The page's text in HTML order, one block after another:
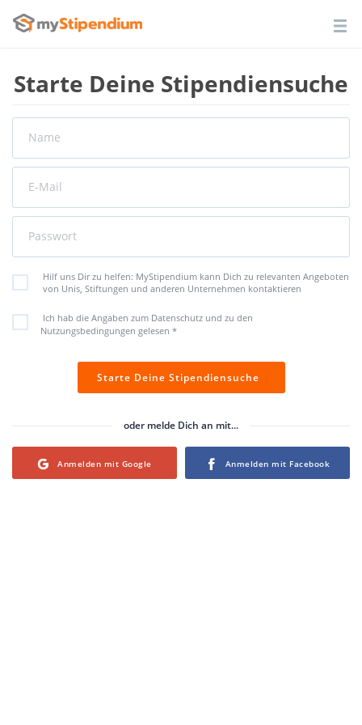
Starte Deine Stipendiensuche
Name
E-Mail
Passwort
Hilf uns Dir zu helfen: MyStipendium kann Dich zu relevanten Angeboten
von Unis, Stiftungen und anderen Unternehmen kontaktieren
Ich hab die Angaben zum Datenschutz und zu den
Nutzungsbedingungen gelesen *
Starte Deine Stipendiensuche
oder melde Dich an mit...
Login with Google Login with Facebook